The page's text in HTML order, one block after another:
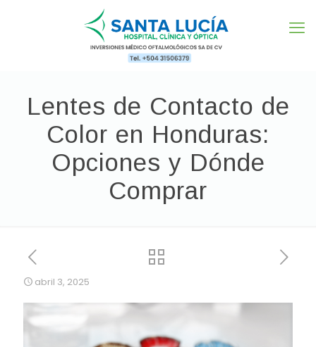
Lentes de Contacto de
Color en Honduras:
Opciones y Dónde
Comprar
abril 3, 2025